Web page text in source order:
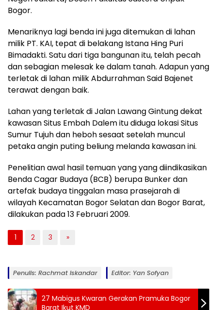
Bogor.
Menariknya lagi benda ini juga ditemukan di lahan
milik PT. KAI, tepat di belakang Istana Hing Puri
Bimadakti. Satu dari tiga bangunan itu, telah pecah
dan sebagian melesak ke dalam tanah. Adapun yang
terletak di lahan milik Abdurrahman Said Bajenet
terawat dengan baik.
Lahan yang terletak di Jalan Lawang Gintung dekat
kawasan Situs Embah Dalem itu diduga lokasi Situs
Sumur Tujuh dan heboh sesaat setelah muncul
petaka angin puting beliung melanda kawasan ini.
Penelitian awal hasil temuan yang yang diindikasikan
Benda Cagar Budaya (BCB) berupa Bunker dan
artefak budaya tinggalan masa prasejarah di
wilayah Kecamatan Bogor Selatan dan Bogor Barat,
dilakukan pada 13 Februari 2009.
1 2 3 »
Penulis: Rachmat Iskandar Editor: Yan Sofyan
27 Mabigus Kwaran Gerakan Pramuka Bogor
Barat Ikut KMD